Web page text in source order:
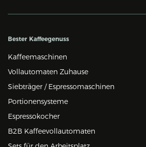
Bester Kaffeegenuss
Kaffeemaschinen
Vollautomaten Zuhause
Siebträger / Espressomaschinen
Portionensysteme
Espressokocher
B2B Kaffeevollautomaten